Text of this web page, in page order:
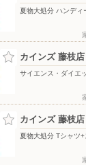
夏物大処分 ハンディ
カインズ 藤枝店
サイエンス・ダイエ
カインズ 藤枝店
夏物大処分 Tシャツ